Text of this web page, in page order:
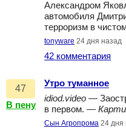
Александром
автомобиля
терроризм в
tonyware 24 дня назад
42 комментария
47
В пену
Утро туманное
idiod.video —
в первом. —
Сын Агропрома 24 дня